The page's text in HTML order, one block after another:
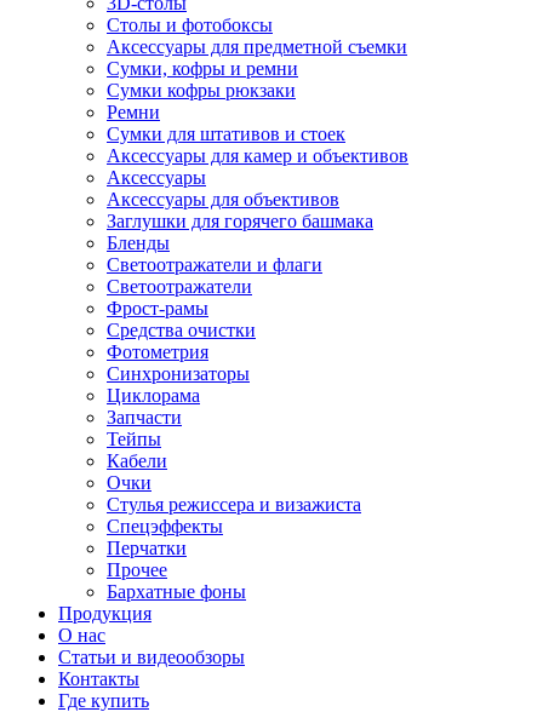
Столы и фотобоксы
Аксессуары для предметной съемки
Сумки, кофры и ремни
Сумки кофры рюкзаки
Ремни
Сумки для штативов и стоек
Аксессуары для камер и объективов
Аксессуары
Аксессуары для объективов
Заглушки для горячего башмака
Бленды
Светоотражатели и флаги
Светоотражатели
Фрост-рамы
Средства очистки
Фотометрия
Синхронизаторы
Циклорама
Запчасти
Тейпы
Кабели
Очки
Стулья режиссера и визажиста
Спецэффекты
Перчатки
Прочее
Бархатные фоны
Продукция
О нас
Статьи и видеообзоры
Контакты
Где купить